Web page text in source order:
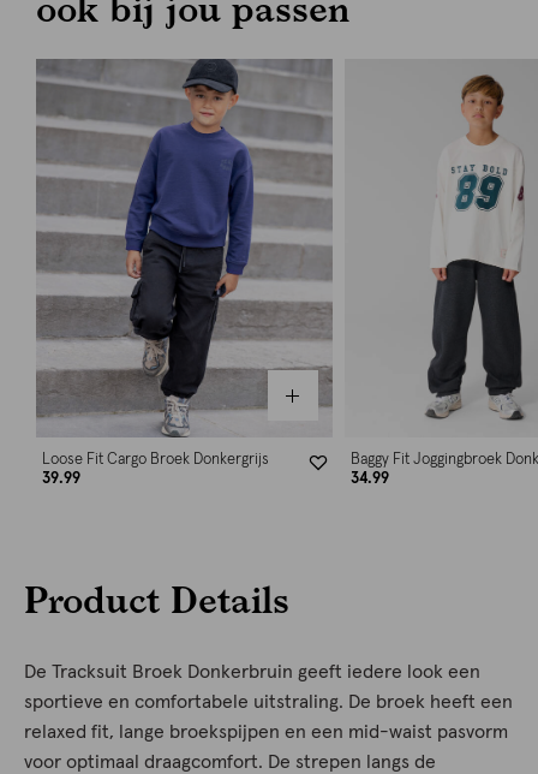
Loose Fit Cargo Broek Donkergrijs
39.99
Baggy Fit Joggingbroek
34.99
Product Details
De Tracksuit Broek Donkerbruin geeft iedere look een
sportieve en comfortabele uitstraling. De broek heeft een
relaxed fit, lange broekspijpen en een mid-waist pasvorm
voor optimaal draagcomfort. De strepen langs de